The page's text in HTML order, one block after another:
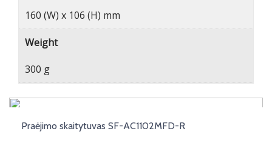
160 (W) x 106 (H) mm
Weight
300 g
Praėjimo skaitytuvas SF-AC1102MFD-R